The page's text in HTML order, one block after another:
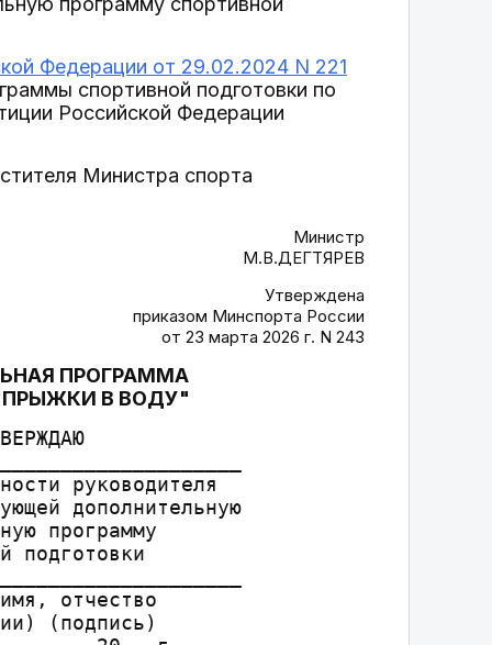
Федерации от 29.02.2024 N 221
спортивной подготовки по
Российской Федерации
Министра спорта
Министр
М.В.ДЕГТЯРЕВ
Утверждена
приказом Минспорта России
от 23 марта 2026 г. N 243
ПРОГРАММА
В ВОДУ"
руководителя
дополнительную
программу
подготовки
отчество
(подпись)